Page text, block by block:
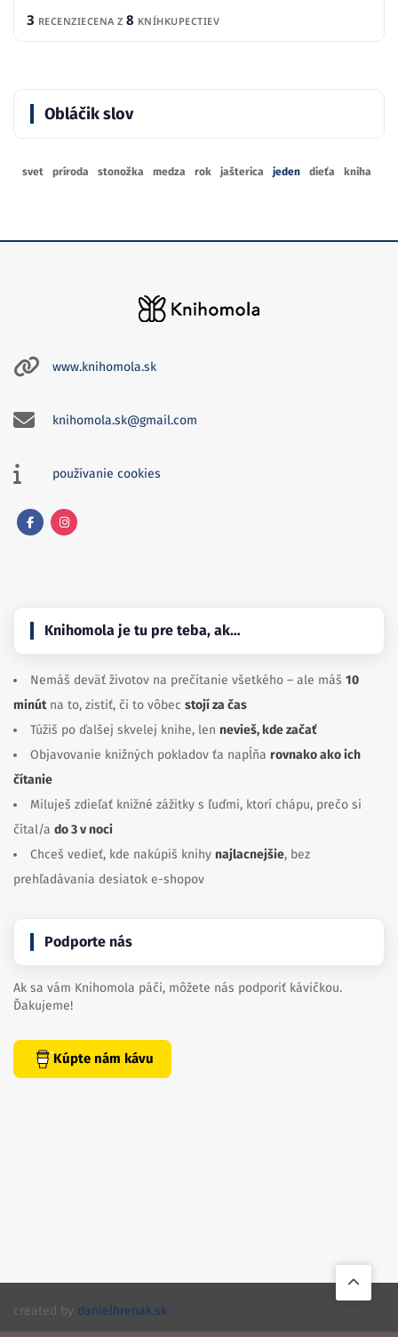
3 RECENZIECENA Z 8 KNÍHKUPECTIEV
Obláčik slov
svet príroda stonožka medza rok jašterica jeden dieťa kniha
www.knihomola.sk
knihomola.sk@gmail.com
používanie cookies
Knihomola je tu pre teba, ak…
Nemáš deväť životov na prečítanie všetkého – ale máš 10
minútna to, zistiť, či to vôbec stojí za čas
Túžiš po ďalšej skvelej knihe, len nevieš, kde začať
Objavovanie knižných pokladov ťa napĺňa rovnako ako ich
čítanie
Miluješ zdieľať knižné zážitky s ľuďmi, ktorí chápu, prečo si
čítal/a do 3 v noci
Chceš vedieť, kde nakúpiš knihy najlacnejšie, bez
prehľadávania desiatok e-shopov
Podporte nás
Ak sa vám Knihomola páči, môžete nás podporiť kávičkou.
Ďakujeme!
Kúpte nám kávu
created by danielhrenak.sk